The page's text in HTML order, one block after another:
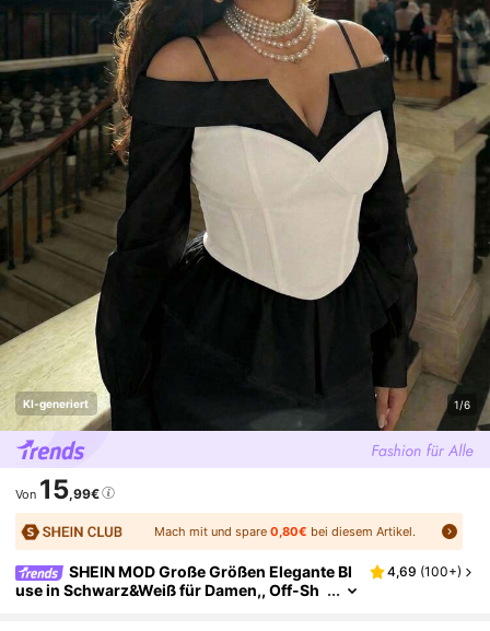
KI-generiert 1/6
Von 15,99€
Mach mit und spare0,80€ bei diesem Artikel.
SHEIN MOD Große Größen Elegante Bl
use in Schwarz&Weiß für Damen,, Off-Sh
4,69 (100+)